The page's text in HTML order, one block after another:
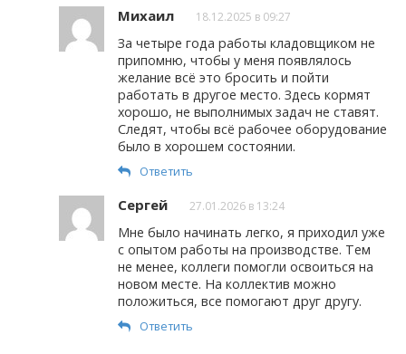
Михаил 18.12.2025 в 09:27
За четыре года работы кладовщиком не
припомню, чтобы у меня появлялось
желание всё это бросить и пойти
работать в другое место. Здесь кормят
хорошо, не выполнимых задач не ставят.
Следят, чтобы всё рабочее оборудование
было в хорошем состоянии.
Ответить
Сергей 27.01.2026 в 13:24
Мне было начинать легко, я приходил уже
с опытом работы на производстве. Тем
не менее, коллеги помогли освоиться на
новом месте. На коллектив можно
положиться, все помогают друг другу.
Ответить